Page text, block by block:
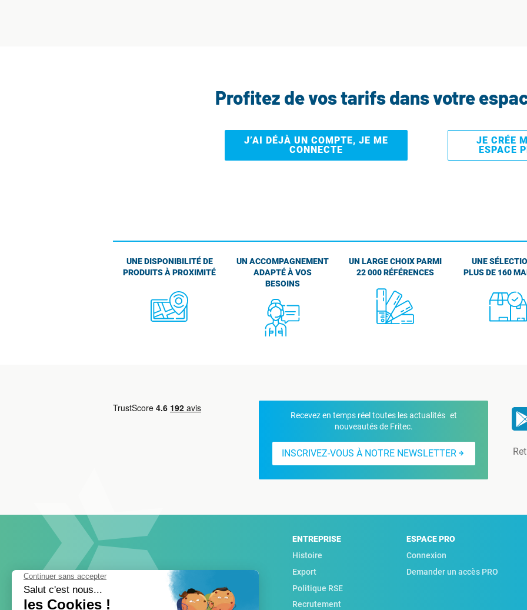
Profitez de vos tarifs dans votre
J’AI DÉJÀ UN COMPTE, JE ME
CONNECTE
JE CRÉE
ESPACE
UNE DISPONIBILITÉ DE
PRODUITS À PROXIMITÉ
UN ACCOMPAGNEMENT
ADAPTÉ À VOS
BESOINS
UN LARGE CHOIX PARMI
22 000 RÉFÉRENCES
UNE
PLUS DE 160
Recevez en temps réel toutes les actualités et
nouveautés de Fritec.
INSCRIVEZ-VOUS À NOTRE NEWSLETTER
ENTREPRISE
Histoire
Export
Politique RSE
Recrutement
ESPACE PRO
Connexion
Demander un accès PRO